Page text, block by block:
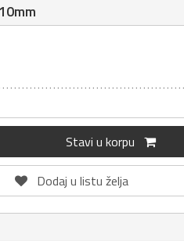
Stavi u korpu
Dodaj u listu želja